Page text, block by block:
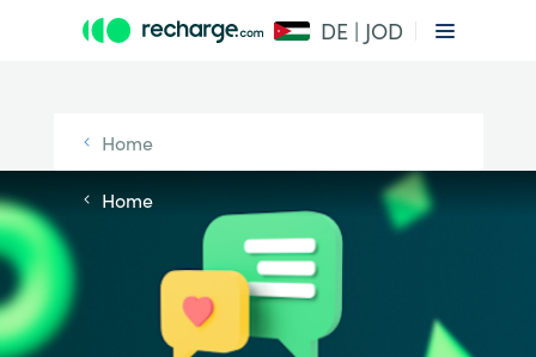
DE | JOD
Home
Home